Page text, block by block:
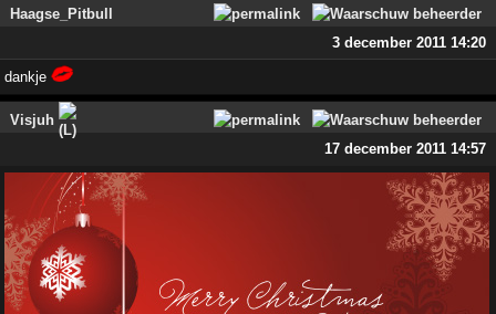
Haagse_Pitbull
3 december 2011 14:20
dankje
Visjuh
17 december 2011 14:57